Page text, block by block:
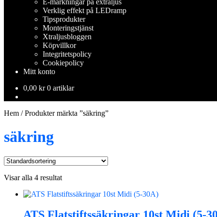
E-märkningar på extraljus
Verklig effekt på LEDramp
Tipsprodukter
Monteringstjänst
Xtraljusbloggen
Köpvillkor
Integritetspolicy
Cookiepolicy
Mitt konto
0,00 kr 0 artiklar
Hem /Produkter märkta ”säkring”
säkring
Visar alla 4 resultat
ATS Flatstiftssäkringar 10st Midi (5-